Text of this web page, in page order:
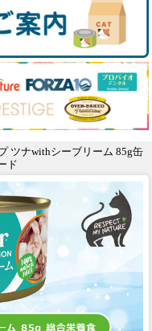
ツナwithシーブリーム 85g缶
ド